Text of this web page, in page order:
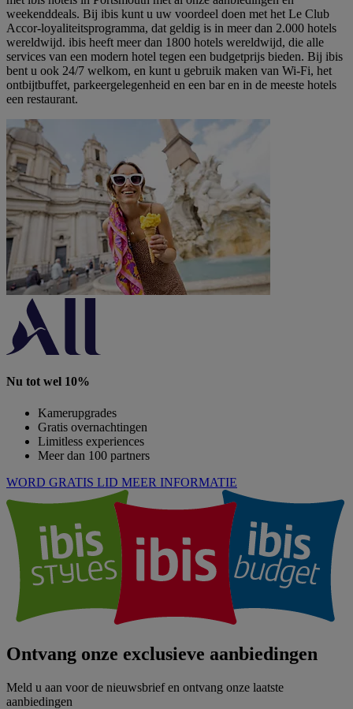
weekenddeals. Bij ibis kunt u uw voordeel doen met het Le Club
Accor-loyaliteitsprogramma, dat geldig is in meer dan 2.000 hotels
wereldwijd. ibis heeft meer dan 1800 hotels wereldwijd, die alle
services van een modern hotel tegen een budgetprijs bieden. Bij ibis
bent u ook 24/7 welkom, en kunt u gebruik maken van Wi-Fi, het
ontbijtbuffet, parkeergelegenheid en een bar en in de meeste hotels
een restaurant.
Nu tot wel 10%
Kamerupgrades
Gratis overnachtingen
Limitless experiences
Meer dan 100 partners
WORD GRATIS LID MEER INFORMATIE
Ontvang onze exclusieve aanbiedingen
Meld u aan voor de nieuwsbrief en ontvang onze laatste
aanbiedingen